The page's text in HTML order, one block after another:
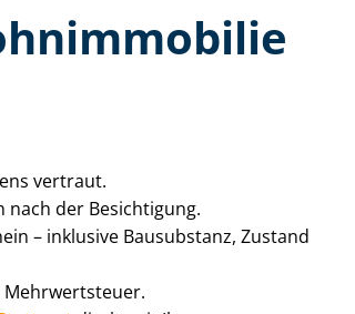
vertraut.
der Besichtigung.
– inklusive Bausubstanz, Zustand
Mehrwertsteuer.